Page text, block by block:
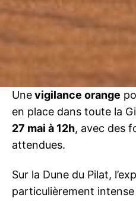
Unevigilance orange
en place dans toute la
27 mai à 12h, avec des
attendues.
Sur la Dune du Pilat,
particulièrement